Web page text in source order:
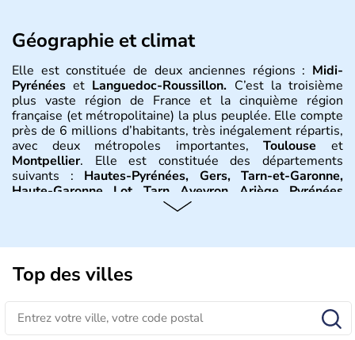
Géographie et climat
Elle est constituée de deux anciennes régions : Midi-
Pyrénées et Languedoc-Roussillon. C’est la troisième
plus vaste région de France et la cinquième région
française (et métropolitaine) la plus peuplée. Elle compte
près de 6 millions d’habitants, très inégalement répartis,
avec deux métropoles importantes,Toulouse et
Montpellier. Elle est constituée des départements
suivants : Hautes-Pyrénées, Gers, Tarn-et-Garonne,
Haute-Garonne, Lot, Tarn, Aveyron, Ariège, Pyrénées
orientales, Aude, Hérault, Gard, Lozère
Pyrénéeset leMassif central. Le climat y est partagée
entre trois influences : méditerranéenne à l’est,
montagnarde au nord et au sud et océanique à l’ouest.
Histoire et administration
Top des villes